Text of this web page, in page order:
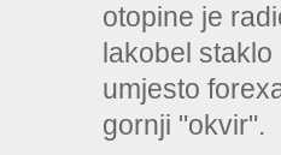
otopine je
lakobel
umjesto
gornji "okvir".